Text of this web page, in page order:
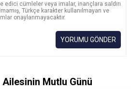
edici cümleler veya imalar, inançlara saldırı
Türkçe karakter kullanılmayan ve
onaylanmayacaktır.
YORUMU GÖNDER
Mutlu Günü